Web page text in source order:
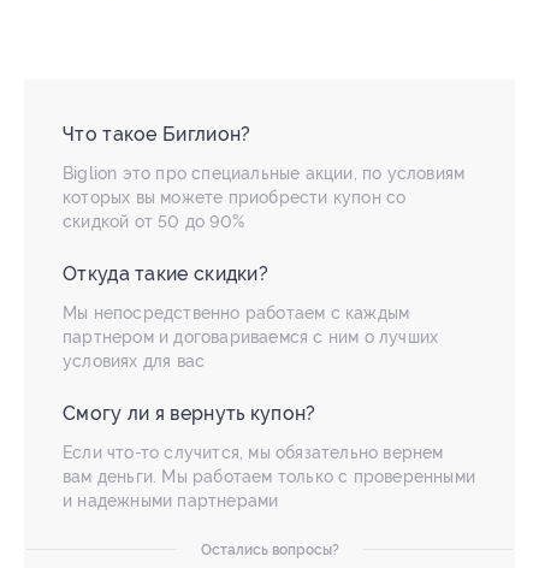
Что такое Биглион?
Biglion это про специальные акции, по условиям
которых вы можете приобрести купон со
скидкой от 50 до 90%
Откуда такие скидки?
Мы непосредственно работаем с каждым
партнером и договариваемся с ним о лучших
условиях для вас
Смогу ли я вернуть купон?
Если что-то случится, мы обязательно вернем
вам деньги. Мы работаем только с проверенными
и надежными партнерами
Остались вопросы?